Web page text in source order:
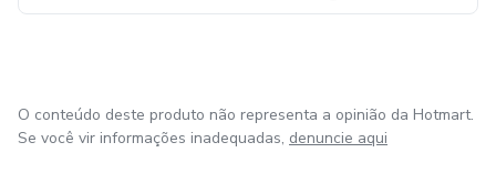
O conteúdo deste produto não representa a opinião da Hotmart.
Se você vir informações inadequadas, denuncie aqui